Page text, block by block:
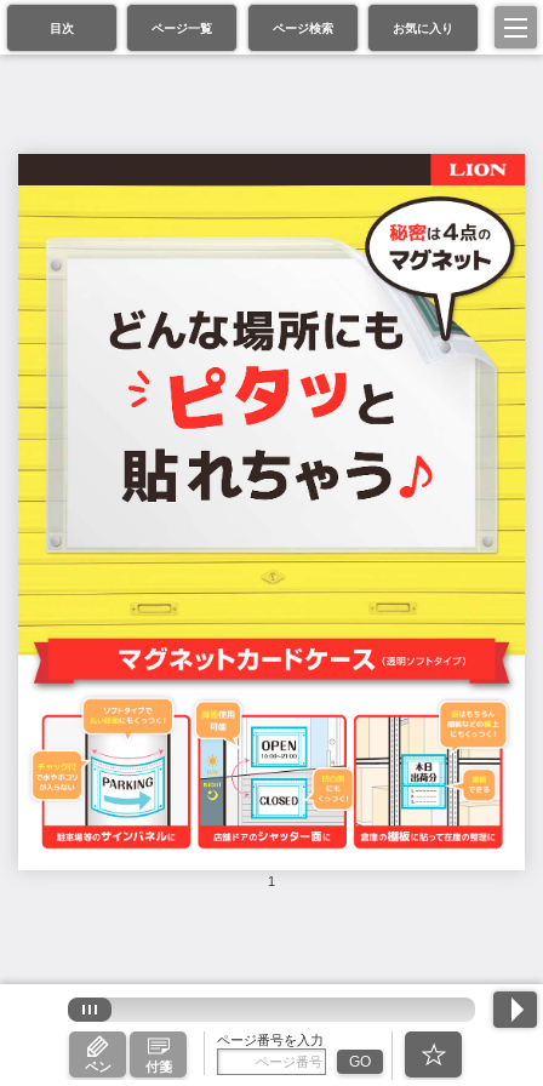
目次 ページ一覧 ページ検索 お気に入り
1
ペン 付箋
ページ番号を入力
GO